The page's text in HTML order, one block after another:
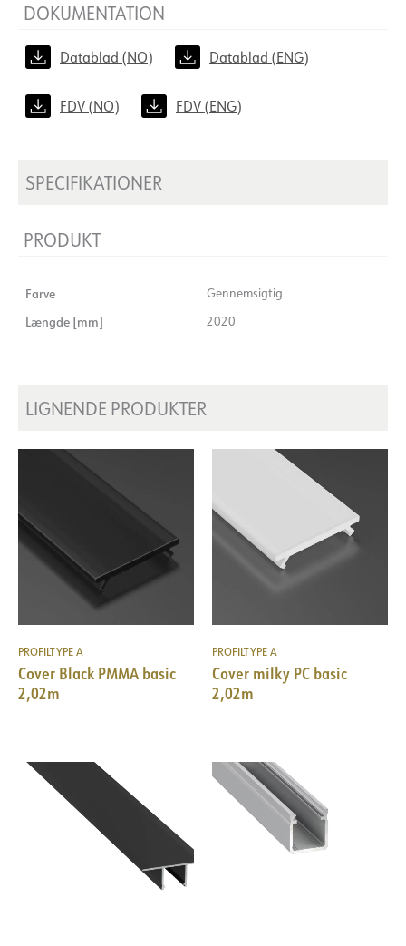
DOKUMENTATION
Datablad (NO) Datablad (ENG)
FDV (NO) FDV (ENG)
SPECIFIKATIONER
PRODUKT
Farve Gennemsigtig
Længde [mm] 2020
LIGNENDE PRODUKTER
PROFILTYPE A
Cover Black PMMA basic
2,02m
PROFILTYPE A
Cover milky PC basic
2,02m